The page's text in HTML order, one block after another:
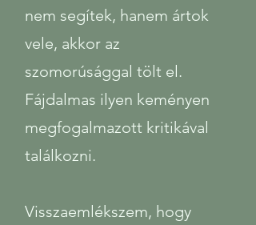
nem segítek, hanem ártok
vele, akkor az
szomorúsággal tölt el.
Fájdalmas ilyen keményen
megfogalmazott kritikával
találkozni.
Visszaemlékszem, hogy